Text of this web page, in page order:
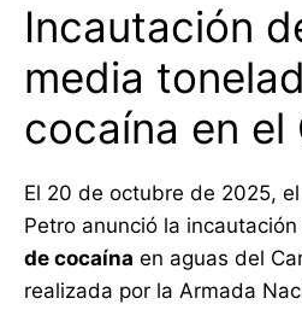
Incautación
media
cocaína en el
El 20 de octubre de 2025,
Petro anunció la incautación
de cocaína en aguas del
realizada por la Armada